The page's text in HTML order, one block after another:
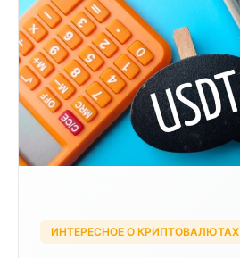
ИНТЕРЕСНОЕ О КРИПТОВАЛЮТАХ